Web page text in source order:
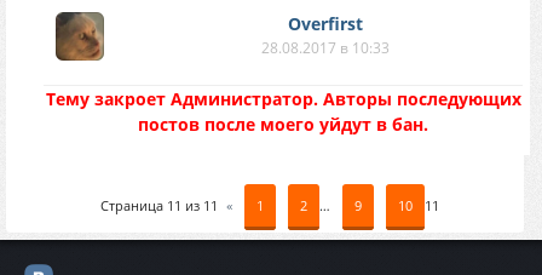
Overfirst
28.08.2017 в 10:33
Тему закроет Администратор. Авторы последующих
постов после моего уйдут в бан.
Страница 11 из 11 « 1 2 … 9 10 11